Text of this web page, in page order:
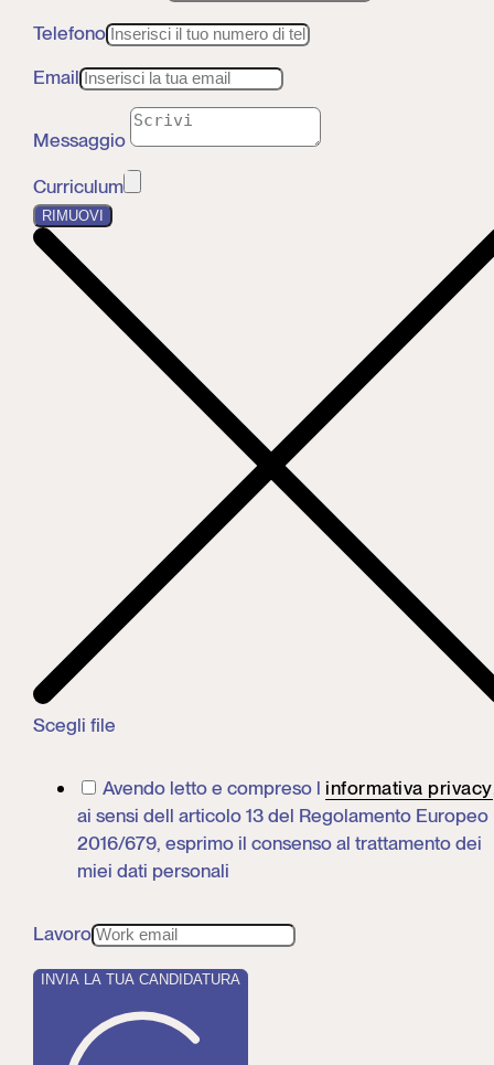
Telefono
Email
Messaggio
Curriculum
RIMUOVI
Scegli file
Avendo letto e compreso linformativa privacy
ai sensi dell articolo 13 del Regolamento Europeo
2016/679, esprimo il consenso al trattamento dei
miei dati personali
Lavoro
INVIA LA TUA CANDIDATURA